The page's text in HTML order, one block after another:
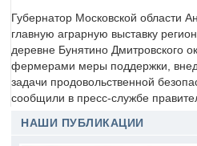
Губернатор Московской области
главную аграрную выставку
деревне Бунятино Дмитровского
фермерами меры поддержки,
задачи продовольственной
сообщили в пресс-службе
НАШИ ПУБЛИКАЦИИ